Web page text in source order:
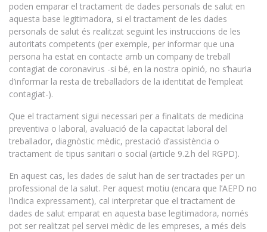
poden emparar el tractament de dades personals de salut en
aquesta base legitimadora, si el tractament de les dades
personals de salut és realitzat seguint les instruccions de les
autoritats competents (per exemple, per informar que una
persona ha estat en contacte amb un company de treball
contagiat de coronavirus -si bé, en la nostra opinió, no s’hauria
d’informar la resta de treballadors de la identitat de l’empleat
contagiat-).
Que el tractament sigui necessari per a finalitats de medicina
preventiva o laboral, avaluació de la capacitat laboral del
treballador, diagnòstic mèdic, prestació d’assistència o
tractament de tipus sanitari o social (article 9.2.h del RGPD).
En aquest cas, les dades de salut han de ser tractades per un
professional de la salut. Per aquest motiu (encara que l’AEPD no
l’indica expressament), cal interpretar que el tractament de
dades de salut emparat en aquesta base legitimadora, només
pot ser realitzat pel servei mèdic de les empreses, a més dels